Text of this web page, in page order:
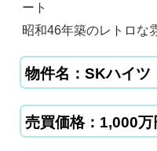
ート
昭和46年築のレトロな
物件名：SKハイツ
売買価格：1,000万